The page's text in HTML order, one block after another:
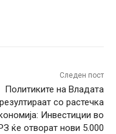
Следен пост
Политиките на Владата
резултираат со растечка
Инвестиции во
ќе отворат нови 5.000